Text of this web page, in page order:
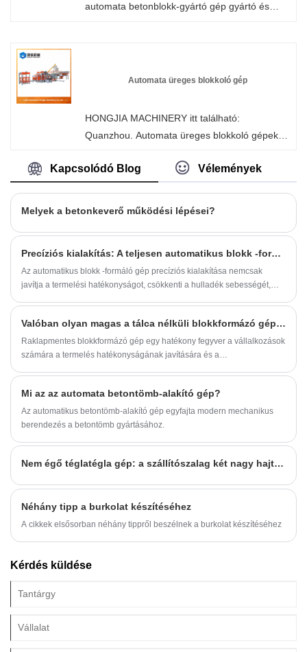
automata betonblokk-gyártó gép gyártó és
időben történő szállítást kínáljuk Önnek.
Automata üreges blokkoló gép
HONGJIA MACHINERY itt található:
Quanzhou. Automata üreges blokkoló gépek
a konfigurációt az ügyfél igényei szerint. Az
erőátvitel, a mechanikus vibráció és a PLC
intelligens vezérlés kombinációja révén a gép
automatikusan befejezi az adagolási,
tömörítési, bontási és téglagyártási
folyamatokat.
Kapcsolódó Blog Vélemények
Melyek a betonkeverő működési lépései?
Precíziós kialakítás: A teljesen automatikus blokk -formáló gépek rendkívüli teljesítménye
Az automatikus blokk -formáló gép precíziós kialakítása nemcsak
javítja a termelési hatékonyságot, csökkenti a hulladék sebességét,
Valóban olyan magas a tálca nélküli blokkformázó gép hatékonysága?
Raklapmentes blokkformázó gép egy hatékony fegyver a vállalkozások
számára a termelés hatékonyságának javítására és a
Mi az az automata betontömb-alakító gép?
Az automatikus betontömb-alakító gép egyfajta modern mechanikus
berendezés a betontömb gyártásához.
Nem égő téglatégla gép: a szállítószalag két nagy hajtóegységének előnyei és hátrányai
Néhány tipp a burkolat készítéséhez
A cikkek elsősorban néhány tippről beszélnek a burkolat készítéséhez
Kérdés küldése